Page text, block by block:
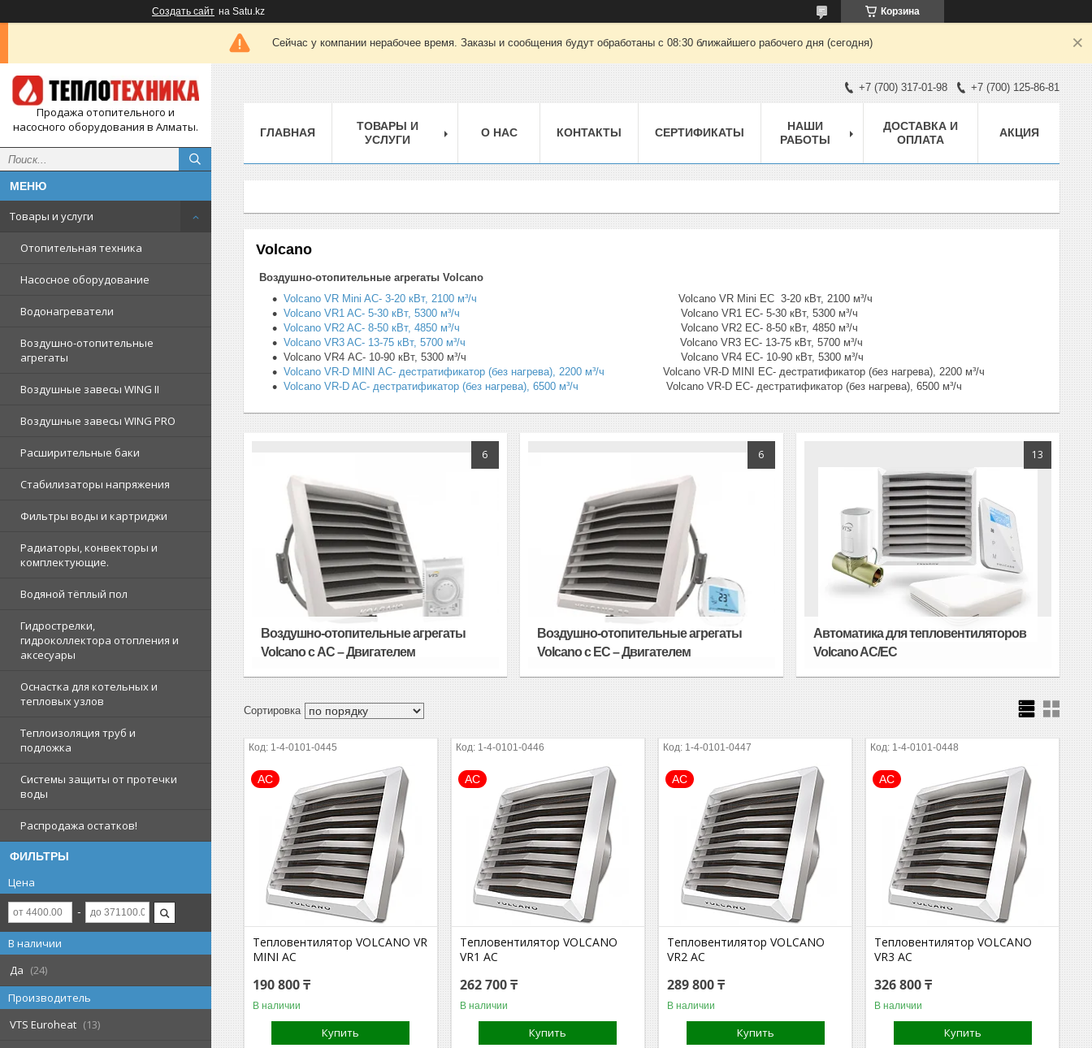
Создать сайт на Satu.kz Корзина
Сейчас у компании нерабочее время. Заказы и сообщения будут обработаны с 08:30 ближайшего рабочего дня (сегодня)
Продажа отопительного и
насосного оборудования в Алматы.
Товары и услуги
Отопительная техника
Насосное оборудование
Водонагреватели
Воздушно-отопительные
агрегаты
Воздушные завесы WING II
Воздушные завесы WING PRO
Расширительные баки
Стабилизаторы напряжения
Фильтры воды и картриджи
Радиаторы, конвекторы и
комплектующие.
Водяной тёплый пол
Гидрострелки,
гидроколлектора отопления и
аксесуары
Оснастка для котельных и
тепловых узлов
Теплоизоляция труб и
подложка
Системы защиты от протечки
воды
Распродажа остатков!
ФИЛЬТРЫ
Цена
В наличии
Да
24
Производитель
VTS Euroheat
13
+7 (700) 317-01-98 +7 (700) 125-86-81
ГЛАВНАЯ
ТОВАРЫ И
УСЛУГИ
О НАС КОНТАКТЫ СЕРТИФИКАТЫ
НАШИ
РАБОТЫ
ДОСТАВКА И
ОПЛАТА
АКЦИЯ
Volcano
Воздушно-отопительные агрегаты Volcano
Volcano VR Mini AC- 3-20 кВт, 2100 м³/ч Volcano VR Mini EC 3-20 кВт, 2100 м³/ч
Volcano VR1 AC- 5-30 кВт, 5300 м³/ч Volcano VR1 EC- 5-30 кВт, 5300 м³/ч
Volcano VR2 AC- 8-50 кВт, 4850 м³/ч Volcano VR2 EC- 8-50 кВт, 4850 м³/ч
Volcano VR3 AC- 13-75 кВт, 5700 м³/ч Volcano VR3 EC- 13-75 кВт, 5700 м³/ч
Volcano VR4 AC- 10-90 кВт, 5300 м³/ч Volcano VR4 EC- 10-90 кВт, 5300 м³/ч
Volcano VR-D MINI AC- дестратификатор (без нагрева), 2200 м³/ч Volcano VR-D MINI EC- дестратификатор (без нагрева), 2200 м³/ч
Volcano VR-D AC- дестратификатор (без нагрева), 6500 м³/ч Volcano VR-D EC- дестратификатор (без нагрева), 6500 м³/ч
6
Воздушно-отопительные агрегаты
Volcano с АС – Двигателем
6
Воздушно-отопительные агрегаты
Volcano с ЕС – Двигателем
13
Автоматика для тепловентиляторов
Volcano AC/EC
1-4-0101-0445
АС
Тепловентилятор VOLCANO VR
MINI AC
190 800 ₸
В наличии
Купить
1-4-0101-0446
АС
Тепловентилятор VOLCANO
VR1 AC
262 700 ₸
В наличии
Купить
1-4-0101-0447
АС
Тепловентилятор VOLCANO
VR2 AC
289 800 ₸
В наличии
Купить
1-4-0101-0448
АС
Тепловентилятор VOLCANO
VR3 AC
326 800 ₸
В наличии
Купить